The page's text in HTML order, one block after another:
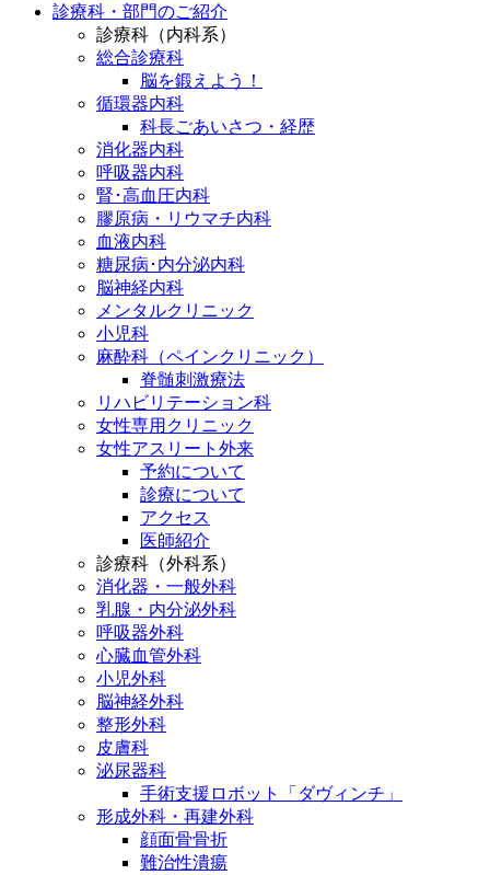
診療科・部門のご紹介
診療科（内科系）
総合診療科
脳を鍛えよう！
循環器内科
科長ごあいさつ・経歴
消化器内科
呼吸器内科
腎･高血圧内科
膠原病・リウマチ内科
血液内科
糖尿病･内分泌内科
脳神経内科
メンタルクリニック
小児科
麻酔科（ペインクリニック）
脊髄刺激療法
リハビリテーション科
女性専用クリニック
女性アスリート外来
予約について
診療について
アクセス
医師紹介
診療科（外科系）
消化器・一般外科
乳腺・内分泌外科
呼吸器外科
心臓血管外科
小児外科
脳神経外科
整形外科
皮膚科
泌尿器科
手術支援ロボット「ダヴィンチ」
形成外科・再建外科
顔面骨骨折
難治性潰瘍